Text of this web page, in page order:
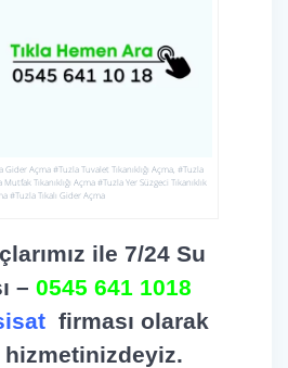
Gider Açma #Tuzla Tuvalet Tıkanıklığı Açma, #Tuzla
Mutfak Tıkanıklığı Açma #Tuzla Yer Süzgeci Tıkanıklık
#Tuzla Tıkalı Gider Açma
ile 7/24 Su
– 0545 641 1018
firması olarak
hizmetinizdeyiz.